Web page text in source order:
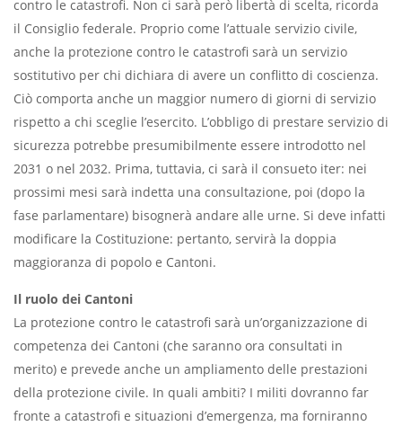
contro le catastrofi. Non ci sarà però libertà di scelta, ricorda
il Consiglio federale. Proprio come l’attuale servizio civile,
anche la protezione contro le catastrofi sarà un servizio
sostitutivo per chi dichiara di avere un conflitto di coscienza.
Ciò comporta anche un maggior numero di giorni di servizio
rispetto a chi sceglie l’esercito. L’obbligo di prestare servizio di
sicurezza potrebbe presumibilmente essere introdotto nel
2031 o nel 2032. Prima, tuttavia, ci sarà il consueto iter: nei
prossimi mesi sarà indetta una consultazione, poi (dopo la
fase parlamentare) bisognerà andare alle urne. Si deve infatti
modificare la Costituzione: pertanto, servirà la doppia
maggioranza di popolo e Cantoni.
Il ruolo dei Cantoni
La protezione contro le catastrofi sarà un’organizzazione di
competenza dei Cantoni (che saranno ora consultati in
merito) e prevede anche un ampliamento delle prestazioni
della protezione civile. In quali ambiti? I militi dovranno far
fronte a catastrofi e situazioni d’emergenza, ma forniranno